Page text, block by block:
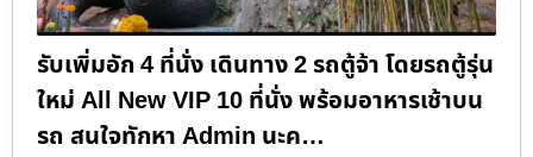
รับเพิ่มอัก 4 ที่นั่ง เดินทาง 2 รถตู้จ้า โดยรถตู้รุ่น
ใหม่ All New VIP 10 ที่นั่ง พร้อมอาหารเช้าบน
รถ สนใจทักหา Admin นะค…